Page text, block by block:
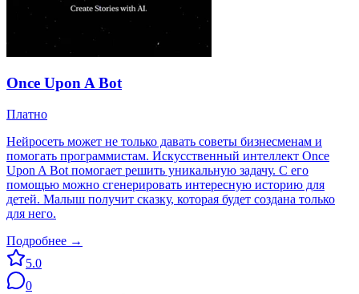
Once Upon A Bot
Платно
Нейросеть может не только давать советы бизнесменам и
помогать программистам. Искусственный интеллект Once
Upon A Bot помогает решить уникальную задачу. С его
помощью можно сгенерировать интересную историю для
детей. Малыш получит сказку, которая будет создана только
для него.
Подробнее →
5.0
0